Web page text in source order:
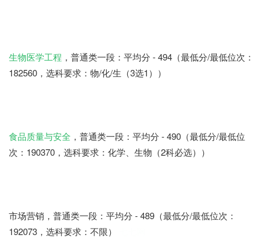
生物医学工程 ，普通类一段：平均分 - 494（最低分/最低位次：
182560，选科要求：物/化/生（3选1））
食品质量与安全 ，普通类一段：平均分 - 490（最低分/最低位
次：190370，选科要求：化学、生物（2科必选））
市场营销，普通类一段：平均分 - 489（最低分/最低位次：
192073，选科要求：不限）